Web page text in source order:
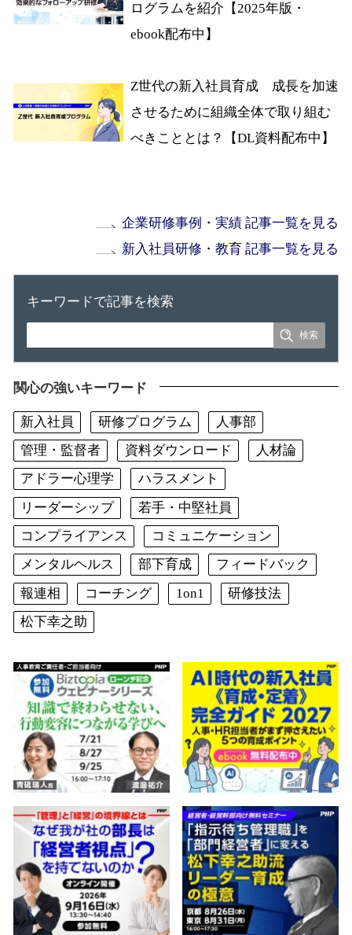
ログラムを紹介【2025年版・
ebook配布中】
Z世代の新入社員育成 成長を加速
させるために組織全体で取り組む
べきこととは？【DL資料配布中】
企業研修事例・実績 記事一覧を見る
新入社員研修・教育 記事一覧を見る
キーワードで記事を検索
関心の強いキーワード
新入社員 研修プログラム
人事部
管理・監督者
資料ダウンロード
人材論
アドラー心理学
ハラスメント
リーダーシップ
若手・中堅社員
コンプライアンス
コミュニケーション
メンタルヘルス
部下育成
フィードバック
報連相
コーチング 1on1
研修技法
松下幸之助